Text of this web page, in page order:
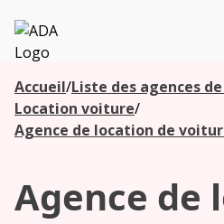
ADA
Accueil/Liste des agences
Location voiture/
Agence de location de
Agence de
Les
agences à
proximité
Commencez